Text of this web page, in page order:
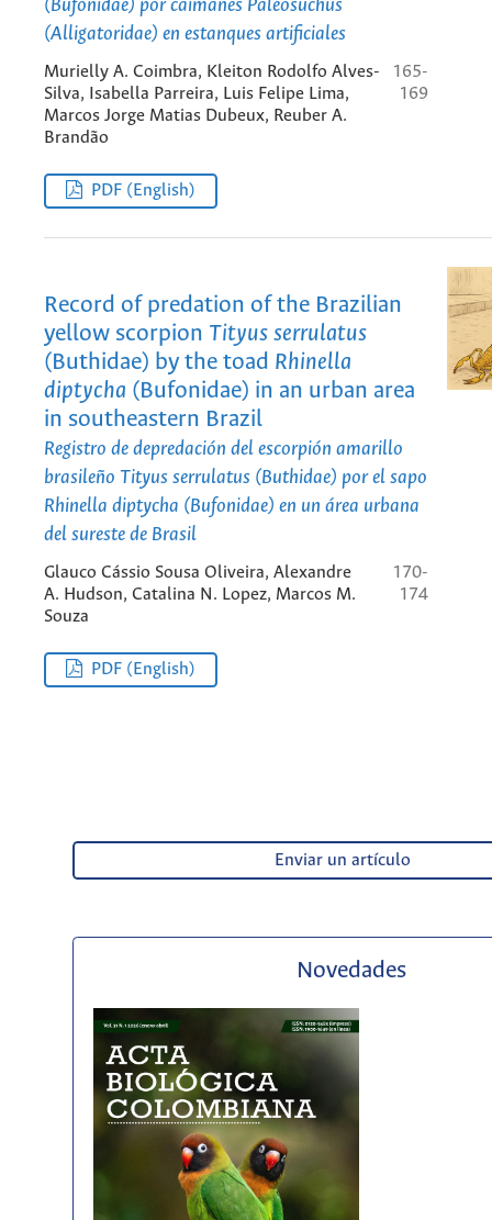
(Bufonidae) por caimanes Paleosuchus
(Alligatoridae) en estanques artificiales
Murielly A. Coimbra, Kleiton Rodolfo Alves-
Silva, Isabella Parreira, Luis Felipe Lima,
Marcos Jorge Matias Dubeux, Reuber A.
Brandão
165-
169
PDF (English)
Record of predation of the Brazilian
yellow scorpion Tityus serrulatus
(Buthidae) by the toad Rhinella
diptycha (Bufonidae) in an urban area
in southeastern Brazil
Registro de depredación del escorpión amarillo
brasileño Tityus serrulatus (Buthidae) por el sapo
Rhinella diptycha (Bufonidae) en un área urbana
del sureste de Brasil
Glauco Cássio Sousa Oliveira, Alexandre
A. Hudson, Catalina N. Lopez, Marcos M.
Souza
170-
174
PDF (English)
Enviar un artículo
Novedades